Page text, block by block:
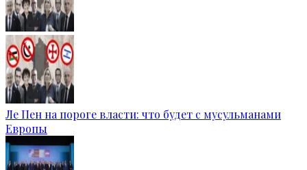
Ле Пен на пороге власти: что будет с мусульманами
Европы